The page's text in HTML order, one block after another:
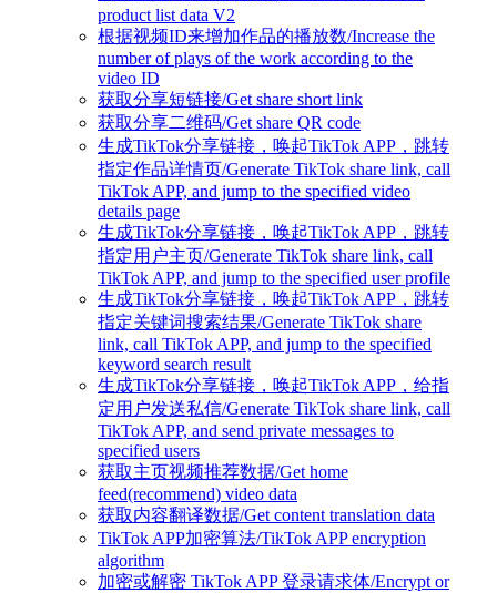
product list data V2
根据视频ID来增加作品的播放数/Increase the
number of plays of the work according to the
video ID
获取分享短链接/Get share short link
获取分享二维码/Get share QR code
生成TikTok分享链接，唤起TikTok APP，跳转
指定作品详情页/Generate TikTok share link, call
TikTok APP, and jump to the specified video
details page
生成TikTok分享链接，唤起TikTok APP，跳转
指定用户主页/Generate TikTok share link, call
TikTok APP, and jump to the specified user profile
生成TikTok分享链接，唤起TikTok APP，跳转
指定关键词搜索结果/Generate TikTok share
link, call TikTok APP, and jump to the specified
keyword search result
生成TikTok分享链接，唤起TikTok APP，给指
定用户发送私信/Generate TikTok share link, call
TikTok APP, and send private messages to
specified users
获取主页视频推荐数据/Get home
feed(recommend) video data
获取内容翻译数据/Get content translation data
TikTok APP加密算法/TikTok APP encryption
algorithm
加密或解密 TikTok APP 登录请求体/Encrypt or